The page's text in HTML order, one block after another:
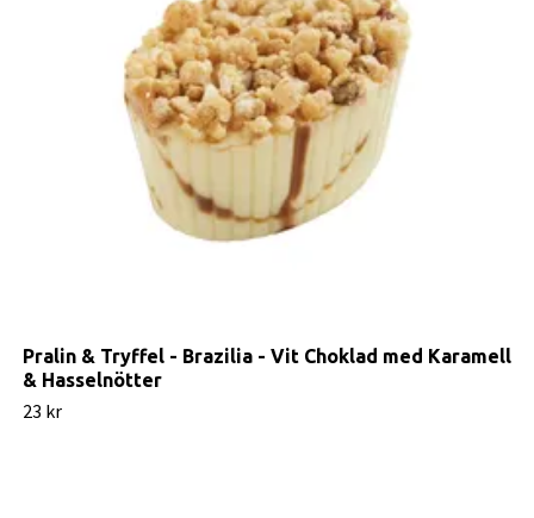
Pralin & Tryffel - Brazilia - Vit Choklad med Karamell
& Hasselnötter
23 kr